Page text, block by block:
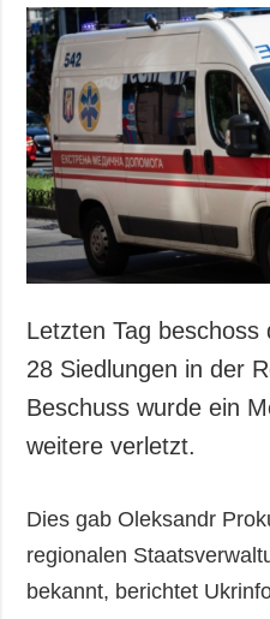
Letzten Tag beschoss
28 Siedlungen in der
Beschuss wurde ein
weitere verletzt.
Dies gab Oleksandr
regionalen
bekannt, berichtet